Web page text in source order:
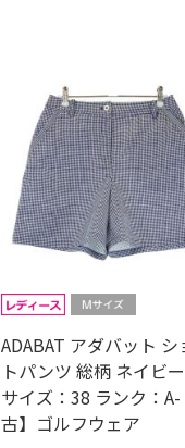
ADABAT アダバット シ
トパンツ 総柄 ネイビ
サイズ：38 ランク：A-
古】ゴルフウェア